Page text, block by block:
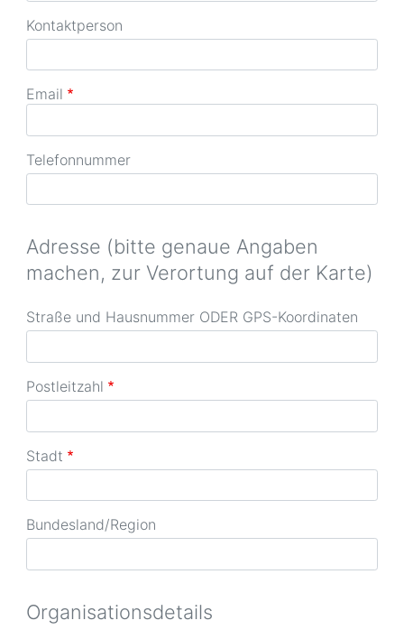
Kontaktperson
Email
Telefonnummer
Adresse (bitte genaue Angaben
machen, zur Verortung auf der Karte)
Straße und Hausnummer ODER GPS-Koordinaten
Postleitzahl
Stadt
Bundesland/Region
Organisationsdetails